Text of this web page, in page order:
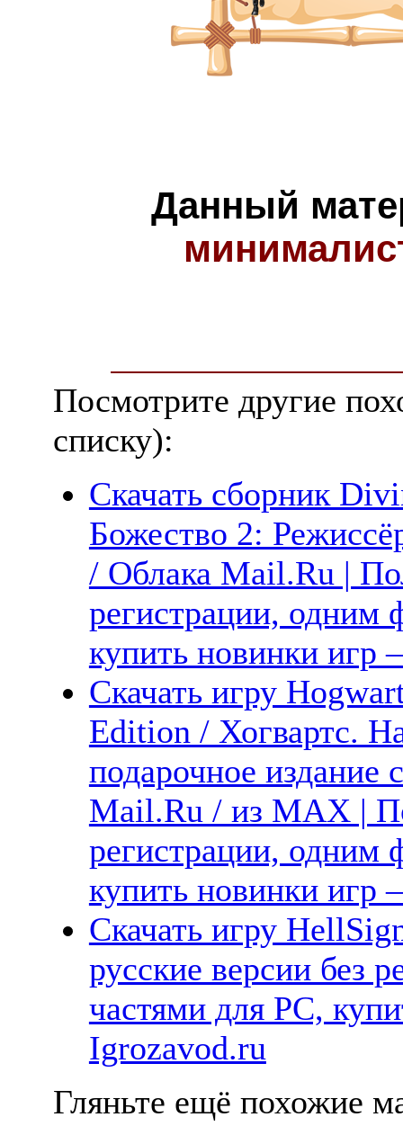
Данный
Посмотрите другие
списку):
Скачать сборник
Божество 2:
/ Облака Mail.Ru |
регистрации, одним
купить новинки
Скачать игру
Edition / Хогвартс.
подарочное издание
Mail.Ru / из MAX |
регистрации, одним
купить новинки
Скачать игру
русские версии без
частями для PC,
Igrozavod.ru
Гляньте ещё похожие